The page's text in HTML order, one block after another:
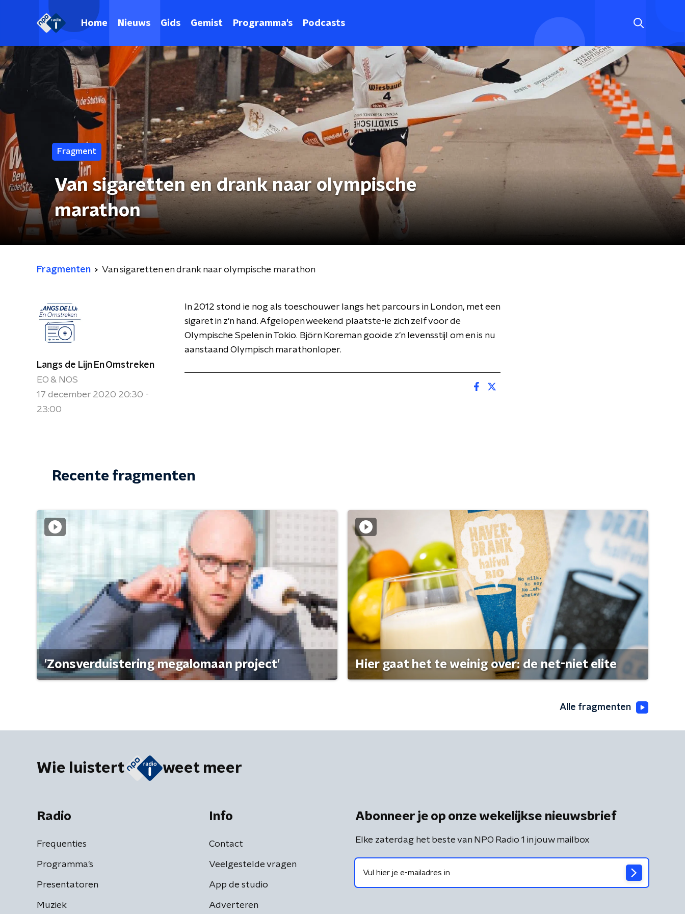
Home Nieuws Gids Gemist Programma's Podcasts
Fragment
Van sigaretten en drank naar olympische
marathon
Fragmenten Van sigaretten en drank naar olympische marathon
Langs de Lijn En Omstreken
EO & NOS
17 december 2020 20:30 -
23:00
In 2012 stond ie nog als toeschouwer langs het parcours in London, met een
sigaret in z'n hand. Afgelopen weekend plaatste-ie zich zelf voor de
Olympische Spelen in Tokio. Björn Koreman gooide z'n levensstijl om en is nu
aanstaand Olympisch marathonloper.
Recente fragmenten
'Zonsverduistering megalomaan project' Hier gaat het te weinig over: de net-niet elite
Alle fragmenten
Wie luistert weet meer
Radio
Frequenties
Programma's
Presentatoren
Muziek
Info
Contact
Veelgestelde vragen
App de studio
Adverteren
Abonneer je op onze wekelijkse nieuwsbrief
Elke zaterdag het beste van NPO Radio 1 in jouw mailbox